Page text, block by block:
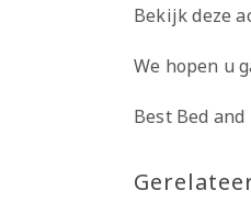
Bekijk deze
We hopen u
Best Bed